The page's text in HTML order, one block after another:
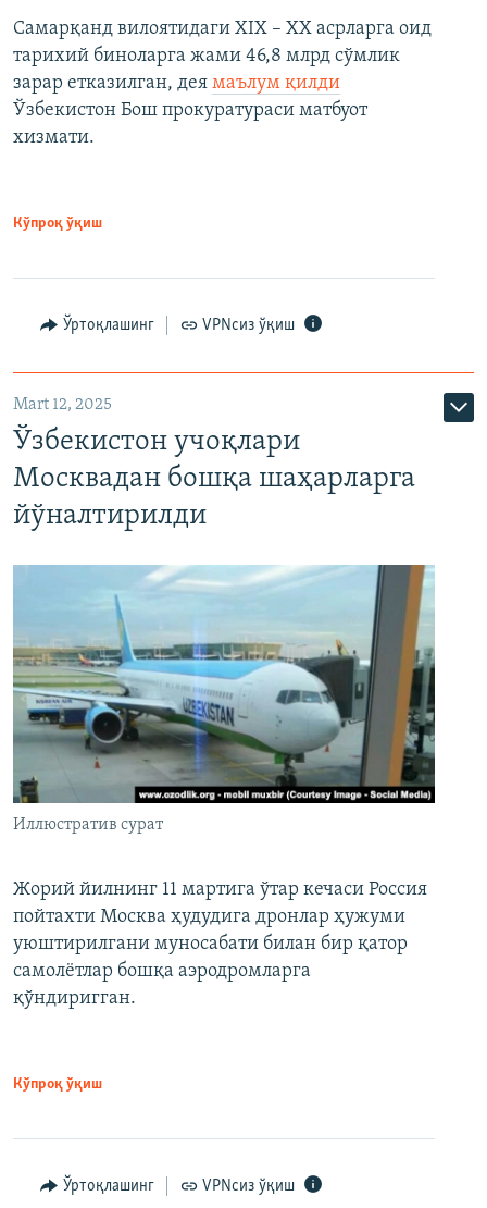
Самарқанд вилоятидаги XIX – XX асрларга оид
тарихий биноларга жами 46,8 млрд сўмлик
зарар етказилган, дея маълум қилди
Ўзбекистон Бош прокуратураси матбуот
хизмати.
Кўпроқ ўқиш
Ўртоқлашинг VPNсиз ўқиш
Mart 12, 2025
Ўзбекистон учоқлари
Москвадан бошқа шаҳарларга
йўналтирилди
Иллюстратив сурат
Жорий йилнинг 11 мартига ўтар кечаси Россия
пойтахти Москва ҳудудига дронлар ҳужуми
уюштирилгани муносабати билан бир қатор
самолётлар бошқа аэродромларга
қўндиригган.
Кўпроқ ўқиш
Ўртоқлашинг VPNсиз ўқиш